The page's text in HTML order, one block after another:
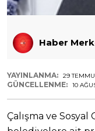
Haber
YAYINLANMA: 29
GÜNCELLENME: 10
Çalışma ve